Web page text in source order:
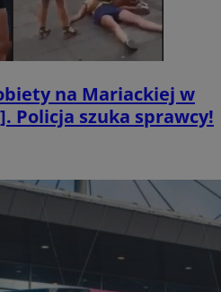
na Mariackiej w
Policja szuka sprawcy!